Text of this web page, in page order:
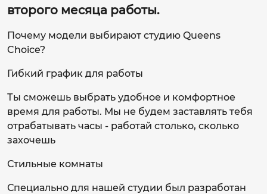
второго месяца работы.
Почему модели выбирают студию Queens
Choice?
Гибкий график для работы
Ты сможешь выбрать удобное и комфортное
время для работы. Мы не будем заставлять тебя
отрабатывать часы - работай столько, сколько
захочешь
Стильные комнаты
Специально для нашей студии был разработан